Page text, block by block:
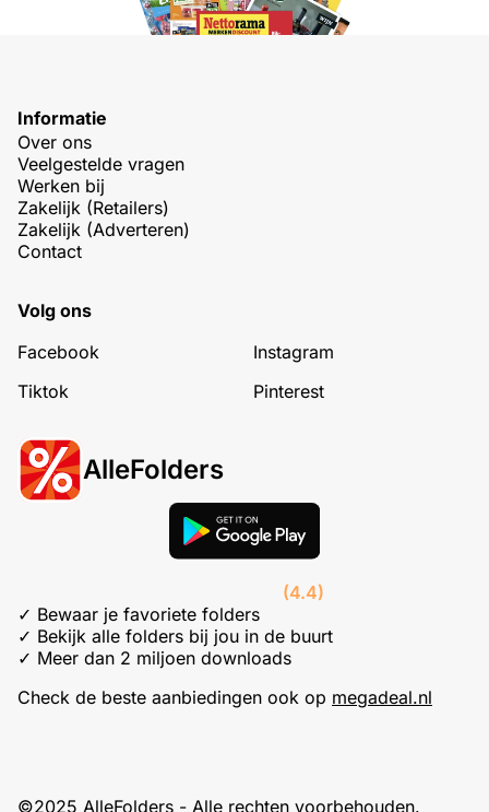
Informatie
Over ons
Veelgestelde vragen
Werken bij
Zakelijk (Retailers)
Zakelijk (Adverteren)
Contact
Volg ons
Facebook
Instagram
Tiktok
Pinterest
AlleFolders
(4.4)
✓ Bewaar je favoriete folders
✓ Bekijk alle folders bij jou in de buurt
✓ Meer dan 2 miljoen downloads
Check de beste aanbiedingen ook op megadeal.nl
©2025 AlleFolders - Alle rechten voorbehouden.